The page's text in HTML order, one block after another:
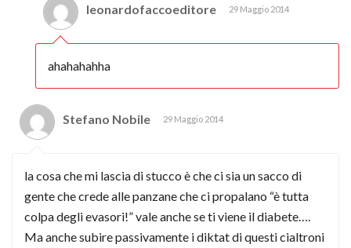
leonardofaccoeditore 29 Maggio 2014
ahahahahha
Stefano Nobile 29 Maggio 2014
la cosa che mi lascia di stucco è che ci sia un sacco di
gente che crede alle panzane che ci propalano “è tutta
colpa degli evasori!” vale anche se ti viene il diabete….
Ma anche subire passivamente i diktat di questi cialtroni